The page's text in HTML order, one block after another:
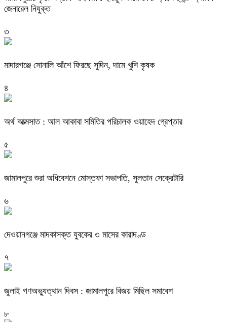
জেনারেল নিযুক্ত
৩
মাদারগঞ্জে সোনালি আঁশে ফিরছে সুদিন, দামে খুশি কৃষক
৪
অর্থ আত্মসাত : আল আকাবা সমিতির পরিচালক ওয়াহেদ গ্রেপ্তার
৫
জামালপুরে শুরা অধিবেশনে মোস্তফা সভাপতি, সুলতান সেক্রেটারি
৬
দেওয়ানগঞ্জে মাদকাসক্ত যুবকের ৩ মাসের কারাদণ্ড
৭
জুলাই গণঅভ্যুত্থান দিবস : জামালপুরে বিজয় মিছিল সমাবেশ
৮